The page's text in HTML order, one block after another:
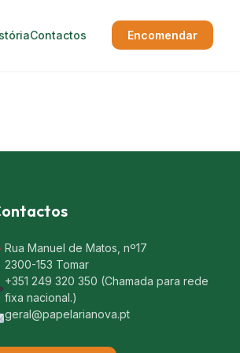
Contactos Encomendar
Rua Manuel de Matos, nº17
2300-153 Tomar
+351 249 320 350 (Chamada para rede
fixa nacional.)
geral@papelarianova.pt